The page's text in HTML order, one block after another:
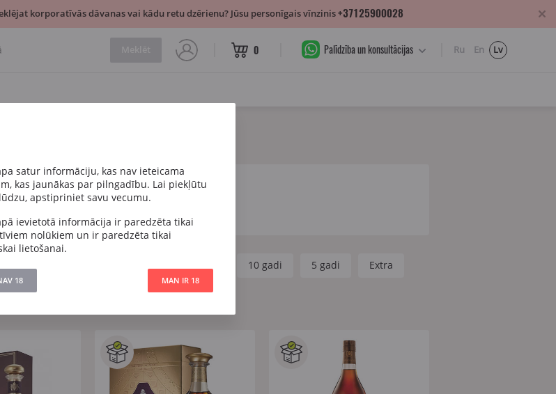
0 Palīdzība un konsultācijas Ru En Lv
10 gadi 5 gadi Extra
satur informāciju, kas nav ieteicama
kas jaunākas par pilngadību. Lai piekļūtu
apstipriniet savu vecumu.
ievietotā informācija ir paredzēta tikai
nolūkiem un ir paredzēta tikai
lietošanai.
18 MAN IR 18
korporatīvās dāvanas vai kādu retu dzērienu? Jūsu personīgais vīnzinis+37125900028